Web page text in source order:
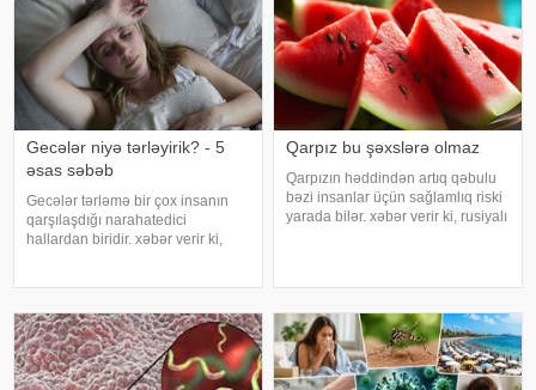
Gecələr niyə tərləyirik? - 5
əsas səbəb
Gecələr tərləmə bir çox insanın
qarşılaşdığı narahatedici
hallardan biridir. xəbər verir ki,
sağlamlıq problemlərinin əlamət
Qarpız bu şəxslərə olmaz
Qarpızın həddindən artıq qəbulu
bəzi insanlar üçün sağlamlıq riski
yarada bilər. xəbər verir ki, rusiyalı